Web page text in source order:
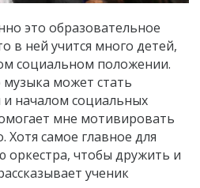
это образовательное
в ней учится много детей,
социальном положении.
может стать
началом социальных
мне мотивировать
Хотя самое главное для
оркестра, чтобы дружить и
ученик